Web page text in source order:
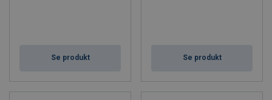
Se produkt Se produkt